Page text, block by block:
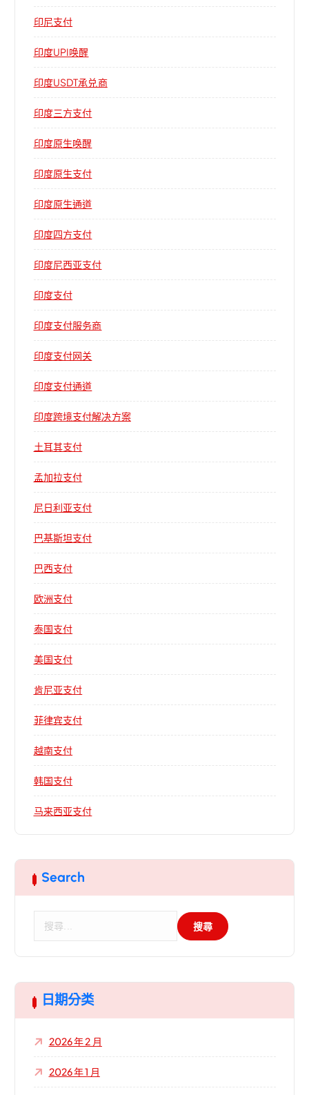
印尼支付
印度UPI唤醒
印度USDT承兑商
印度三方支付
印度原生唤醒
印度原生支付
印度原生通道
印度四方支付
印度尼西亚支付
印度支付
印度支付服务商
印度支付网关
印度支付通道
印度跨境支付解决方案
土耳其支付
孟加拉支付
尼日利亚支付
巴基斯坦支付
巴西支付
欧洲支付
泰国支付
美国支付
肯尼亚支付
菲律宾支付
越南支付
韩国支付
马来西亚支付
Search
字
:
日期分类
2026 年 2 月
2026 年 1 月